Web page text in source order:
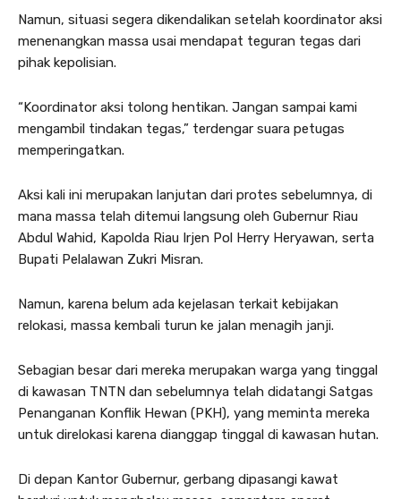
Namun, situasi segera dikendalikan setelah koordinator aksi
menenangkan massa usai mendapat teguran tegas dari
pihak kepolisian.
“Koordinator aksi tolong hentikan. Jangan sampai kami
mengambil tindakan tegas,” terdengar suara petugas
memperingatkan.
Aksi kali ini merupakan lanjutan dari protes sebelumnya, di
mana massa telah ditemui langsung oleh Gubernur Riau
Abdul Wahid, Kapolda Riau Irjen Pol Herry Heryawan, serta
Bupati Pelalawan Zukri Misran.
Namun, karena belum ada kejelasan terkait kebijakan
relokasi, massa kembali turun ke jalan menagih janji.
Sebagian besar dari mereka merupakan warga yang tinggal
di kawasan TNTN dan sebelumnya telah didatangi Satgas
Penanganan Konflik Hewan (PKH), yang meminta mereka
untuk direlokasi karena dianggap tinggal di kawasan hutan.
Di depan Kantor Gubernur, gerbang dipasangi kawat